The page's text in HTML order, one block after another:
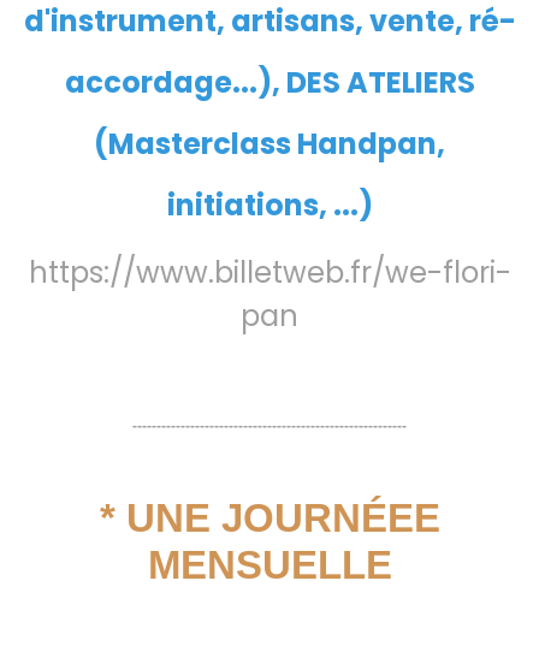
d'instrument, artisans, vente, ré-
accordage...), DES ATELIERS
(Masterclass Handpan,
initiations, ...)
https://www.billetweb.fr/we-flori-
pan
---------------------------------------------------------
* UNE JOURNÉEE
MENSUELLE